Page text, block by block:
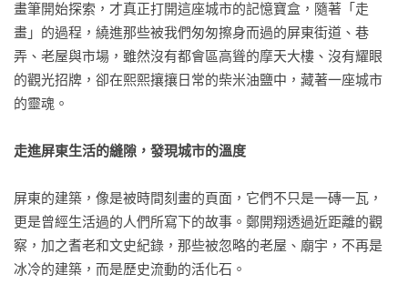
畫筆開始探索，才真正打開這座城市的記憶寶盒，隨著「走
畫」的過程，繞進那些被我們匆匆擦身而過的屏東街道、巷
弄、老屋與市場，雖然沒有都會區高聳的摩天大樓、沒有耀眼
的觀光招牌，卻在熙熙攘攘日常的柴米油鹽中，藏著一座城市
的靈魂。
走進屏東生活的縫隙，發現城市的溫度
屏東的建築，像是被時間刻畫的頁面，它們不只是一磚一瓦，
更是曾經生活過的人們所寫下的故事。鄭開翔透過近距離的觀
察，加之耆老和文史紀錄，那些被忽略的老屋、廟宇，不再是
冰冷的建築，而是歷史流動的活化石。